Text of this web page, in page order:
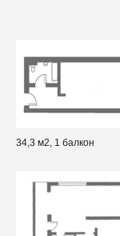
34,3 м2, 1 балкон